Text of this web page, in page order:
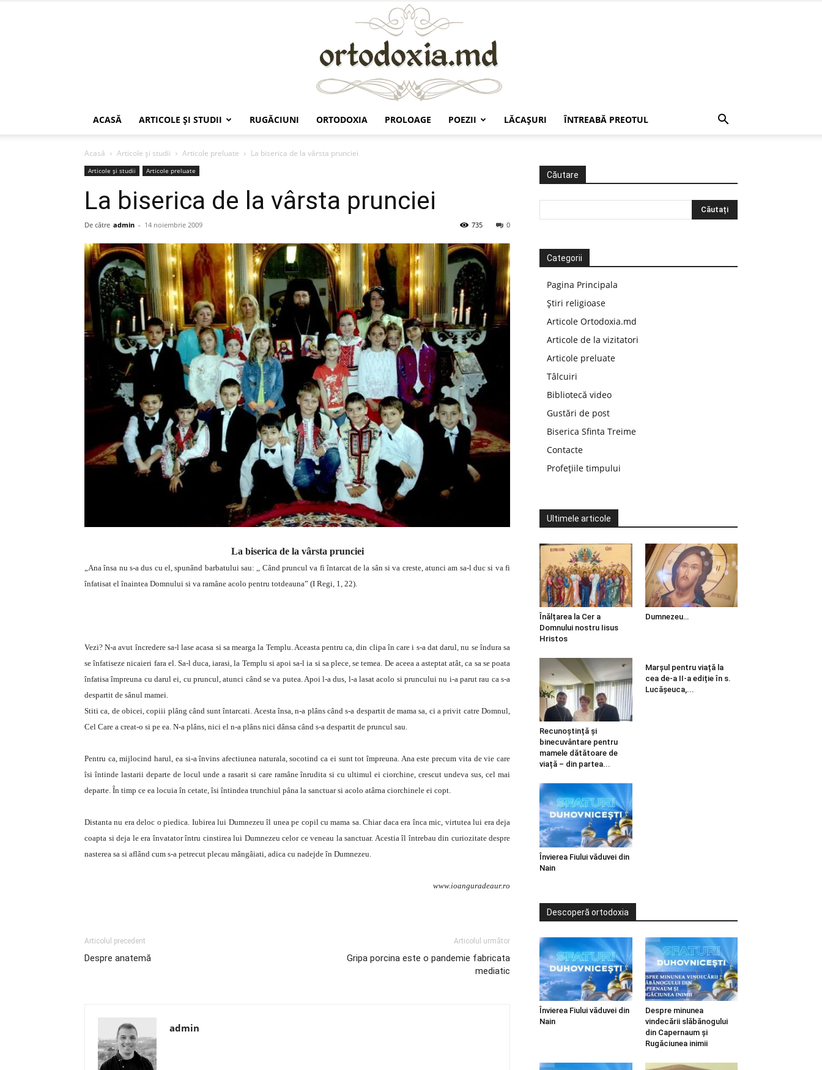
ACASĂ ARTICOLE ŞI STUDII RUGĂCIUNI ORTODOXIA PROLOAGE POEZII LĂCAŞURI ÎNTREABĂ PREOTUL
Acasă Articole şi studii Articole preluate La biserica de la vârsta prunciei
Articole şi studii Articole preluate
La biserica de la vârsta prunciei
De către admin - 14 noiembrie 2009 0
735
La biserica de la vârsta prunciei
„Ana însa nu s-a dus cu el, spunând barbatului sau: ,, Când pruncul va fi întarcat de la sân si va creste, atunci am sa-l duc si va fi
înfatisat el înaintea Domnului si va ramâne acolo pentru totdeauna” (I Regi, 1, 22).
Vezi? N-a avut încredere sa-l lase acasa si sa mearga la Templu. Aceasta pentru ca, din clipa în care i s-a dat darul, nu se îndura sa
se înfatiseze nicaieri fara el. Sa-l duca, iarasi, la Templu si apoi sa-l ia si sa plece, se temea. De aceea a asteptat atât, ca sa se poata
înfatisa împreuna cu darul ei, cu pruncul, atunci când se va putea. Apoi l-a dus, l-a lasat acolo si pruncului nu i-a parut rau ca s-a
despartit de sânul mamei.
Stiti ca, de obicei, copiii plâng când sunt întarcati. Acesta însa, n-a plâns când s-a despartit de mama sa, ci a privit catre Domnul,
Cel Care a creat-o si pe ea. N-a plâns, nici el n-a plâns nici dânsa când s-a despartit de pruncul sau.
Pentru ca, mijlocind harul, ea si-a învins afectiunea naturala, socotind ca ei sunt tot împreuna. Ana este precum vita de vie care
îsi întinde lastarii departe de locul unde a rasarit si care ramâne înrudita si cu ultimul ei ciorchine, crescut undeva sus, cel mai
departe. În timp ce ea locuia în cetate, îsi întindea trunchiul pâna la sanctuar si acolo atârna ciorchinele ei copt.
Distanta nu era deloc o piedica. Iubirea lui Dumnezeu îl unea pe copil cu mama sa. Chiar daca era înca mic, virtutea lui era deja
coapta si deja le era învatator întru cinstirea lui Dumnezeu celor ce veneau la sanctuar. Acestia îl întrebau din curiozitate despre
nasterea sa si aflând cum s-a petrecut plecau mângâiati, adica cu nadejde în Dumnezeu.
www.ioanguradeaur.ro
Articolul precedent
Despre anatemă
Articolul următor
Gripa porcina este o pandemie fabricata
mediatic
admin
Căutare
Categorii
Pagina Principala
Știri religioase
Articole Ortodoxia.md
Articole de la vizitatori
Articole preluate
Tâlcuiri
Bibliotecă video
Gustări de post
Biserica Sfinta Treime
Contacte
Profețiile timpului
Ultimele articole
Înălțarea la Cer a
Domnului nostru Iisus
Hristos
Dumnezeu…
Recunoștință și
binecuvântare pentru
mamele dătătoare de
viață – din partea...
Marșul pentru viață la
cea de-a II-a ediție în s.
Lucășeuca,...
Învierea Fiului văduvei din
Nain
Descoperă ortodoxia
Învierea Fiului văduvei din
Nain
Despre minunea
vindecării slăbănogului
din Capernaum și
Rugăciunea inimii